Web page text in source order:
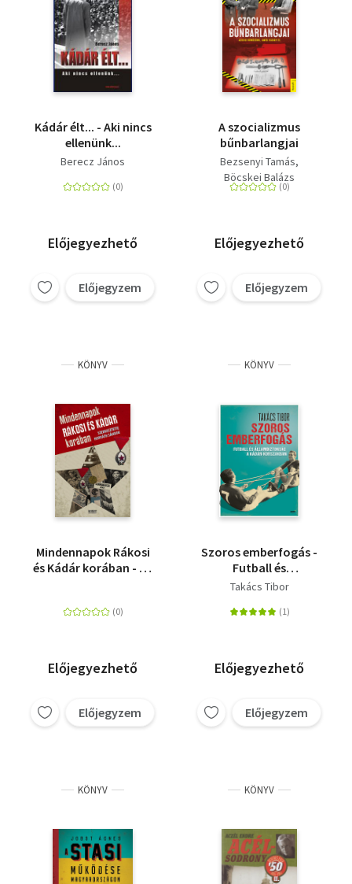
Kádár élt... - Aki nincs
ellenünk...
Berecz János
Előjegyezhető
Előjegyzem
A szocializmus
bűnbarlangjai
Bezsenyi Tamás
Böcskei Balázs
Előjegyezhető
Előjegyzem
KÖNYV
Mindennapok Rákosi
és Kádár korában - ÚJ
KUTATÁSÁBAN
Előjegyezhető
Előjegyzem
KÖNYV
Szoros emberfogás -
Futball és
állambiztonság a
Takács Tibor
Előjegyezhető
Előjegyzem
KÖNYV KÖNYV